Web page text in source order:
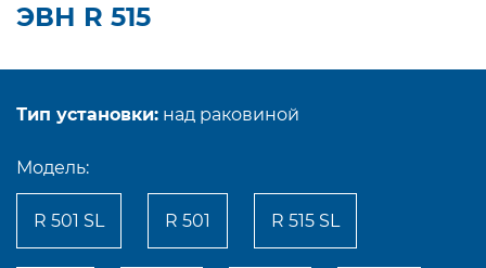
ЭВН R 515
Тип установки: над раковиной
Модель:
R 501 SL R 501 R 515 SL